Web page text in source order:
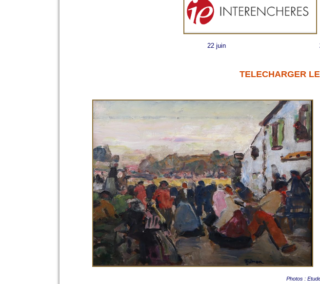
22 juin 23
TELECHARGER
Photos :